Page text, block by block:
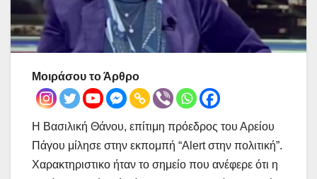
Μοιράσου το Άρθρο
Η Βασιλική Θάνου, επίτιμη πρόεδρος του Αρείου
Πάγου μίλησε στην εκπομπή “Alert στην πολιτική”.
Χαρακτηριστικο ήταν το σημείο που ανέφερε ότι η